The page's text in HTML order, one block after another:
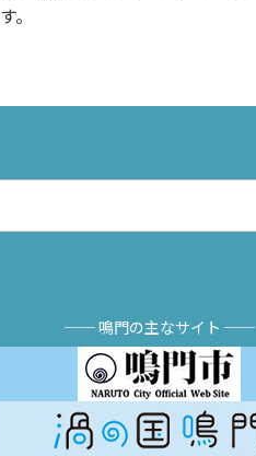
す。
── 鳴門の主なサイト ──